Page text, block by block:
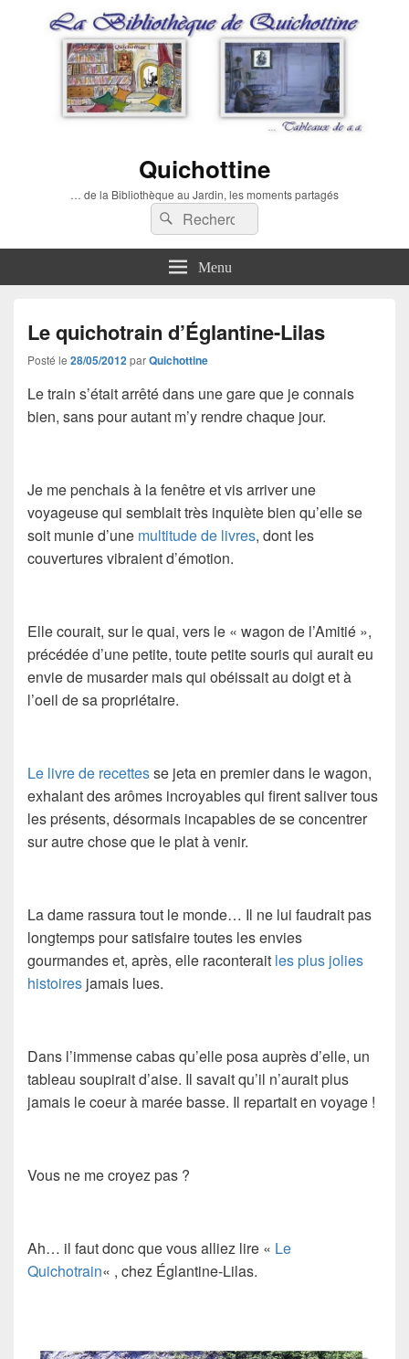
Quichottine
… de la Bibliothèque au Jardin, les moments partagés
Recherche :
Rechercher
Menu
Le quichotrain d’Églantine-Lilas
Posté le 28/05/2012 parQuichottine
Le train s’était arrêté dans une gare que je connais
bien, sans pour autant m’y rendre chaque jour.
Je me penchais à la fenêtre et vis arriver une
voyageuse qui semblait très inquiète bien qu’elle se
soit munie d’une multitude de livres, dont les
couvertures vibraient d’émotion.
Elle courait, sur le quai, vers le « wagon de l’Amitié »,
précédée d’une petite, toute petite souris qui aurait eu
envie de musarder mais qui obéissait au doigt et à
l’oeil de sa propriétaire.
Le livre de recettesse jeta en premier dans le wagon,
exhalant des arômes incroyables qui firent saliver tous
les présents, désormais incapables de se concentrer
sur autre chose que le plat à venir.
La dame rassura tout le monde… Il ne lui faudrait pas
longtemps pour satisfaire toutes les envies
gourmandes et, après, elle raconterait les plus jolies
histoires jamais lues.
Dans l’immense cabas qu’elle posa auprès d’elle, un
tableau soupirait d’aise. Il savait qu’il n’aurait plus
jamais le coeur à marée basse. Il repartait en voyage !
Vous ne me croyez pas ?
Ah… il faut donc que vous alliez lire « Le
Quichotrain« , chez Églantine-Lilas.